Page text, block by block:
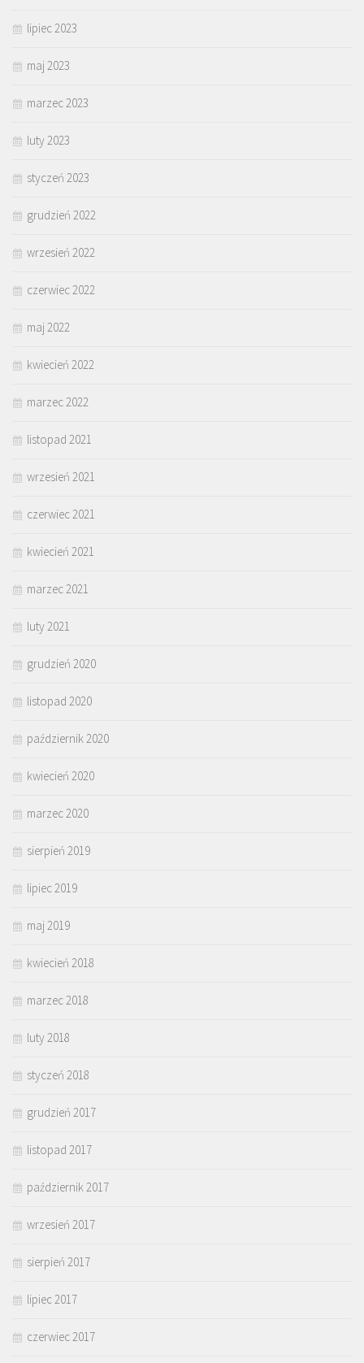
lipiec 2023
maj 2023
marzec 2023
luty 2023
styczeń 2023
grudzień 2022
wrzesień 2022
czerwiec 2022
maj 2022
kwiecień 2022
marzec 2022
listopad 2021
wrzesień 2021
czerwiec 2021
kwiecień 2021
marzec 2021
luty 2021
grudzień 2020
listopad 2020
październik 2020
kwiecień 2020
marzec 2020
sierpień 2019
lipiec 2019
maj 2019
kwiecień 2018
marzec 2018
luty 2018
styczeń 2018
grudzień 2017
listopad 2017
październik 2017
wrzesień 2017
sierpień 2017
lipiec 2017
czerwiec 2017